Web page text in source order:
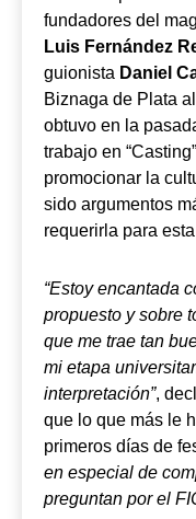
fundadores del
Luis Fernández
guionista Daniel
Biznaga de Plata
obtuvo en la
trabajo en
promocionar la
sido argumentos
requerirla para
“Estoy encantada
propuesto y sobre
que me trae tan
mi etapa
interpretación”,
que lo que más le
primeros días de
en especial de
preguntan por el